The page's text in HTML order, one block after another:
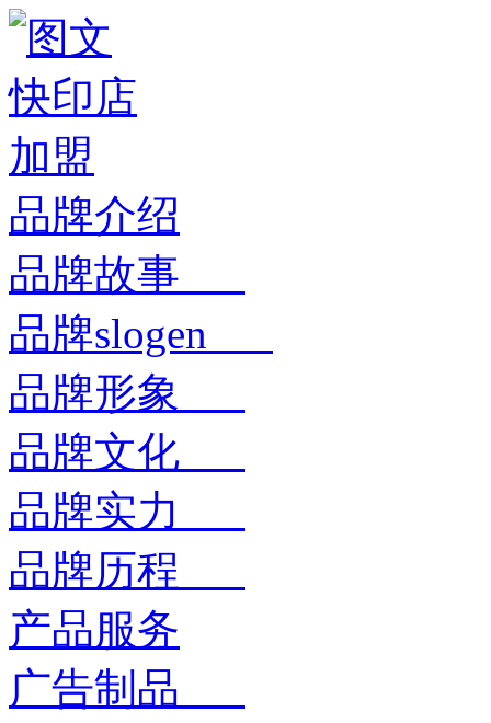
品牌介绍
品牌故事
品牌slogen
品牌形象
品牌文化
品牌实力
品牌历程
产品服务
广告制品